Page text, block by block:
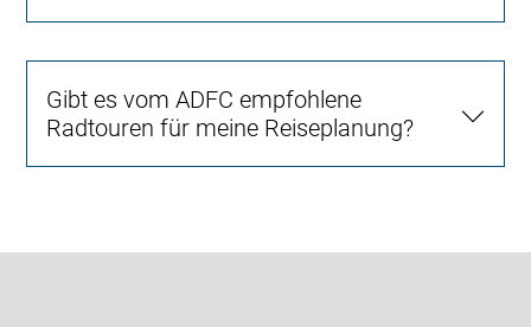
Gibt es vom ADFC empfohlene
Radtouren für meine Reiseplanung?